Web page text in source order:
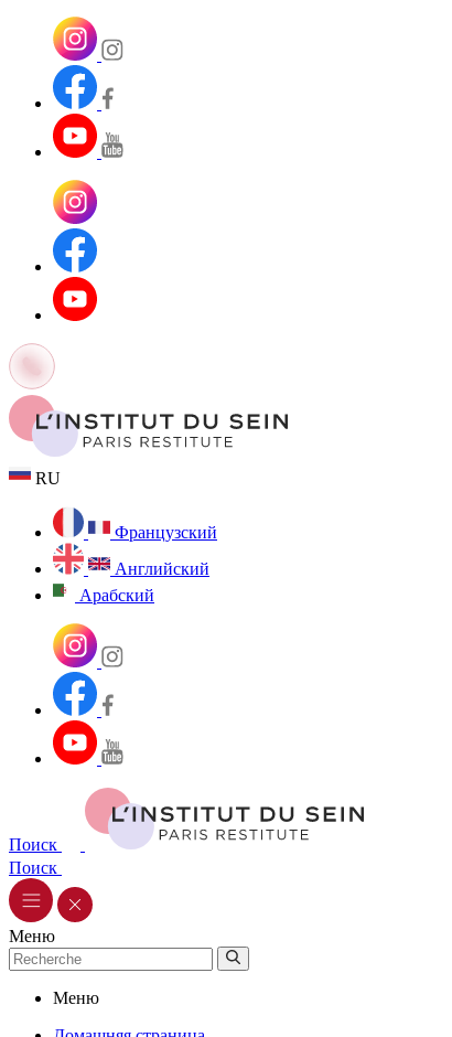
RU
Французский
Английский
Арабский
Поиск
Поиск
Меню
Меню